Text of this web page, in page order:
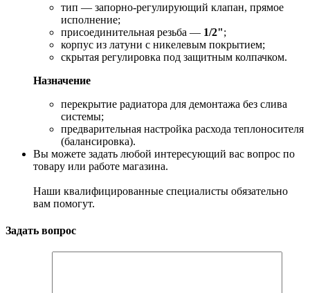
тип — запорно-регулирующий клапан, прямое
исполнение;
присоединительная резьба — 1/2";
корпус из латуни с никелевым покрытием;
скрытая регулировка под защитным колпачком.
Назначение
перекрытие радиатора для демонтажа без слива
системы;
предварительная настройка расхода теплоносителя
(балансировка).
Вы можете задать любой интересующий вас вопрос по
товару или работе магазина.
Наши квалифицированные специалисты обязательно
вам помогут.
Задать вопрос